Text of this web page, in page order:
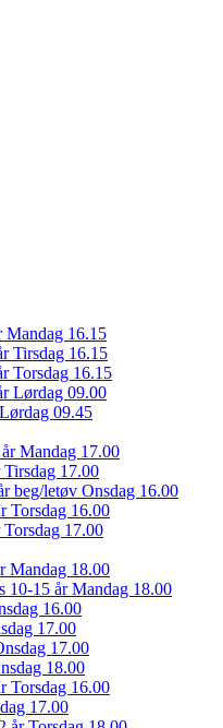
16.15
Tirsdag 16.15
Torsdag 16.15
Lørdag 09.00
09.45
Mandag 17.00
17.00
beg/letøv Onsdag 16.00
Torsdag 16.00
17.00
Mandag 18.00
15 år Mandag 18.00
16.00
17.00
17.00
18.00
Torsdag 16.00
17.00